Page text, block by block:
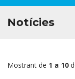
Notícies
Mostrant de 1 a 10